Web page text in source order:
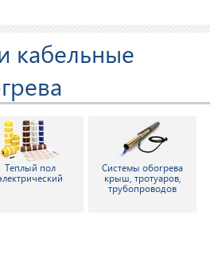
кабельные
Теплый пол
Системы обогрева
крыш, тротуаров,
трубопроводов